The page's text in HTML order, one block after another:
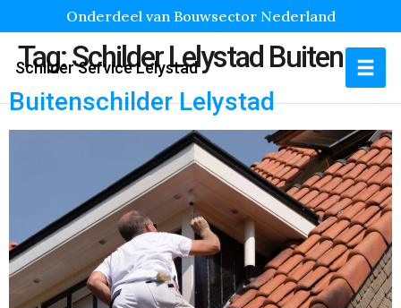
Onderdeel van Bouwsector Nederland
Schilder Service Lelystad
Tag:Schilder Lelystad Buiten
Buitenschilder Lelystad